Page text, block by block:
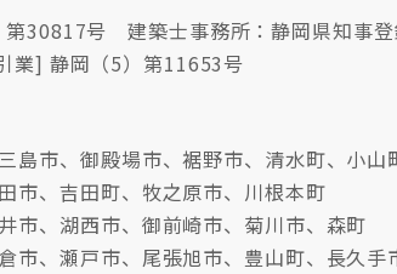
30817号 建築士事務所：静岡県知事
業] 静岡（5）第11653号
島市、御殿場市、裾野市、清水町、小
市、吉田町、牧之原市、川根本町
市、湖西市、御前崎市、菊川市、森町
市、瀬戸市、尾張旭市、豊山町、長久